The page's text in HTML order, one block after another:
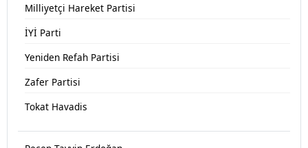
Milliyetçi Hareket Partisi
İYİ Parti
Yeniden Refah Partisi
Zafer Partisi
Tokat Havadis